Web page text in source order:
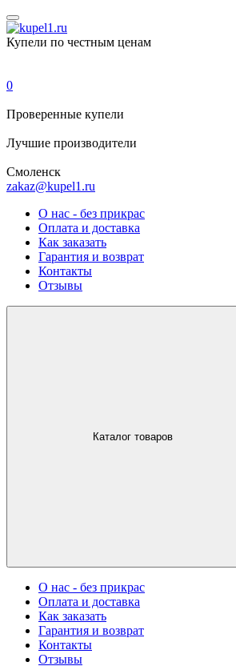
Купели по честным ценам
0
Проверенные купели
Лучшие производители
Смоленск
zakaz@kupel1.ru
О нас - без прикрас
Оплата и доставка
Как заказать
Гарантия и возврат
Контакты
Отзывы
Каталог товаров
О нас - без прикрас
Оплата и доставка
Как заказать
Гарантия и возврат
Контакты
Отзывы